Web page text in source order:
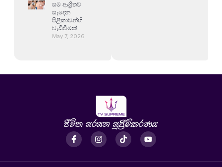
සම ආශ්‍රිතව
සෑදෙන
පිළිකාවන්හි
වැඩිවීමක්
May 7, 2026